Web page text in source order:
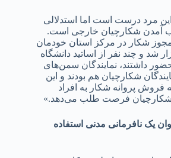
مرد درست است اما استدلالی
آمدن شکارچیان خارجی است.
شکار در مرکز استان خودمان
شد و چند نفر از اساتید دانشگاه
داشتند، نمایندگان سمن‌های
شکارچیان هم بودند و این
پروانه شکار به افراد
شکارچیان فرصت طلب می‌دهد.»
یک نافرمانی مدنی استفاده